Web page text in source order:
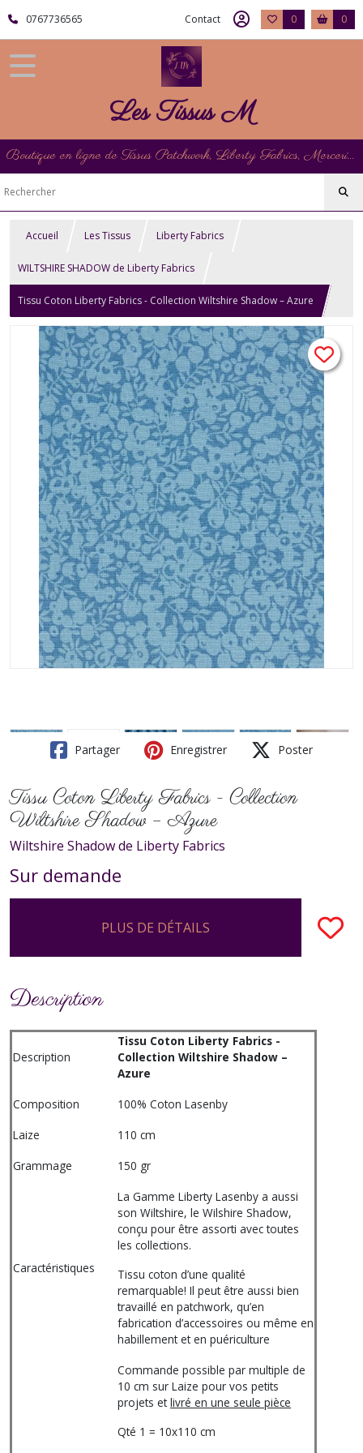
0767736565 Contact 0 0
Les Tissus M
Boutique en ligne de Tissus Patchwork, Liberty Fabrics, Mercerie et Matériel de Point de Croix
Accueil Les Tissus Liberty Fabrics
WILTSHIRE SHADOW de Liberty Fabrics
Tissu Coton Liberty Fabrics - Collection Wiltshire Shadow – Azure
Partager Enregistrer Poster
Tissu Coton Liberty Fabrics - Collection
Wiltshire Shadow – Azure
Wiltshire Shadow de Liberty Fabrics
Sur demande
PLUS DE DÉTAILS
Description
Description
Tissu Coton Liberty Fabrics -
Collection Wiltshire Shadow –
Azure
Composition
100% Coton Lasenby
Laize
110 cm
Grammage
150 gr
Caractéristiques
La Gamme Liberty Lasenby a aussi
son Wiltshire, le Wilshire Shadow,
conçu pour être assorti avec toutes
les collections.
Tissu coton d’une qualité
remarquable! Il peut être aussi bien
travaillé en patchwork, qu’en
fabrication d’accessoires ou même en
habillement et en puériculture
Commande possible par multiple de
10 cm sur Laize pour vos petits
projets etlivré en une seule pièce
Qté 1 = 10x110 cm